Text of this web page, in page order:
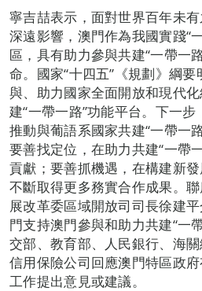
寧吉喆表示，面對世界百年未
深遠影響，澳門作為我國實踐“
區，具有助力參與共建“一帶一
命。國家“十四五”《規劃》綱
與、助力國家全面開放和現代
建“一帶一路”功能平台。下一
推動與葡語系國家共建“一帶一
要善找定位，在助力共建“一帶
貢獻；要善抓機遇，在構建新
不斷取得更多務實合作成果。
展改革委區域開放司司長徐建
門支持澳門參與和助力共建“一
交部、教育部、人民銀行、海
信用保險公司回應澳門特區政
工作提出意見或建議。